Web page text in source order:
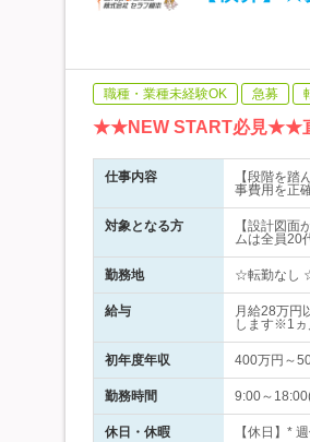
職種・業種未経験OK 急募
★★NEW START必見★★直
仕事内容
【段階を
事費用を正
対象となる方
【設計図
ムは全員20
勤務地 ☆転勤なし
給与
月給28万円
します※1
初年度年収 400万円～
勤務時間 9:00～
休日・休暇 【休日】*